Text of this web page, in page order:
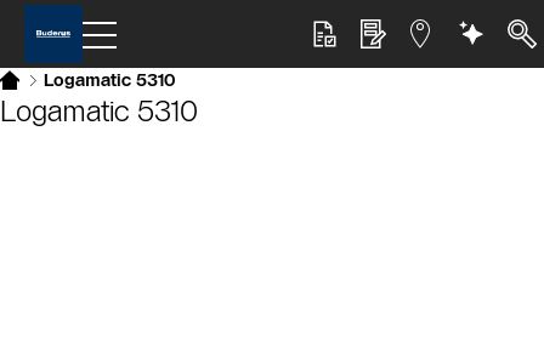
Logamatic 5310
Logamatic 5310